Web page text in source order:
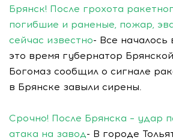
Брянск! После грохота
погибшие и раненые, пожар,
сейчас известно- Все началось
это время губернатор
Богомаз сообщил о сигнале
в Брянске завыли сирены.
Срочно! После Брянска – удар
атака на завод- В городе